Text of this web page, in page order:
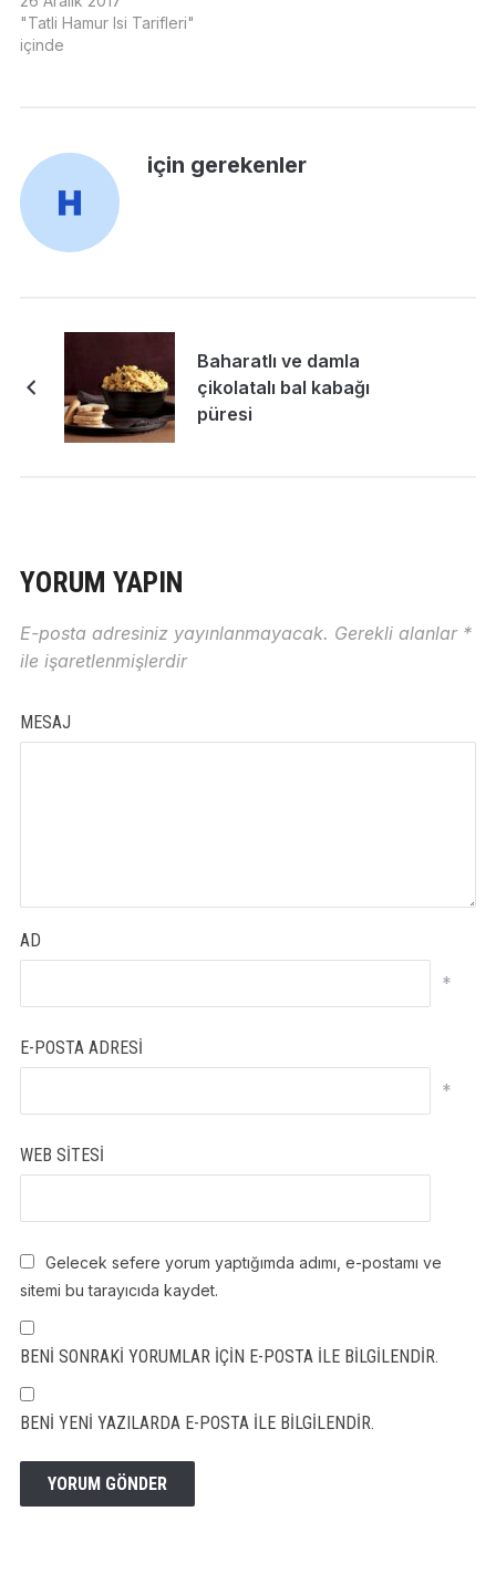
"Tatli Hamur Isi Tarifleri"
içinde
için gerekenler
Baharatlı ve damla
çikolatalı bal kabağı
püresi
YORUM YAPIN
E-posta adresiniz yayınlanmayacak. Gerekli alanlar *
ile işaretlenmişlerdir
MESAJ
AD
*
E-POSTA ADRESI
*
WEB SITESI
Gelecek sefere yorum yaptığımda adımı, e-postamı ve
sitemi bu tarayıcıda kaydet.
BENI SONRAKI YORUMLAR IÇIN E-POSTA ILE BILGILENDIR.
BENI YENI YAZILARDA E-POSTA ILE BILGILENDIR.